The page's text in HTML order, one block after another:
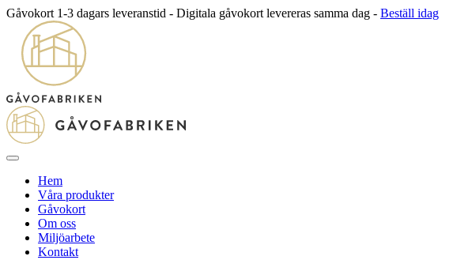
Gåvokort 1-3 dagars leveranstid - Digitala gåvokort levereras samma dag - Beställ idag
Hem
Våra produkter
Gåvokort
Om oss
Miljöarbete
Kontakt